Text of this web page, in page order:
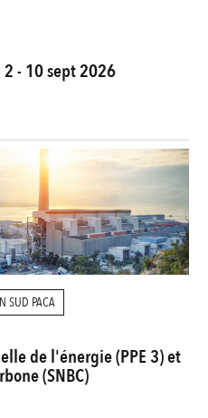
2 - 10 sept 2026
SUD PACA
de l'énergie (PPE 3) et
(SNBC)